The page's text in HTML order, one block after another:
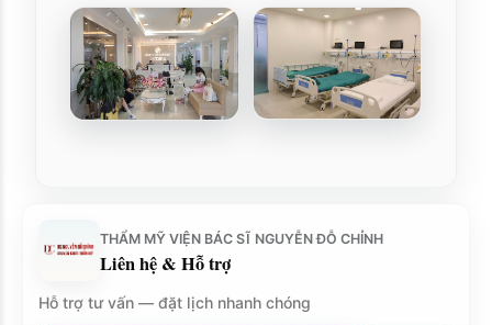
THẨM MỸ VIỆN BÁC SĨ NGUYỄN ĐỖ CHỈNH
Liên hệ & Hỗ trợ
Hỗ trợ tư vấn — đặt lịch nhanh chóng